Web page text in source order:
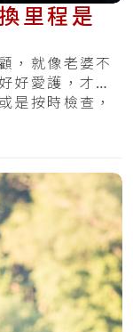
里程是
，就像老婆不
好愛護，才能
是按時檢查，